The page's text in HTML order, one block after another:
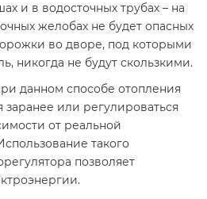
и в водосточных трубах – на
желобах не будет опасных
во дворе, под которыми
никогда не будут скользкими.
данном способе отопления
заранее или регулироваться
от реальной
такого
позволяет